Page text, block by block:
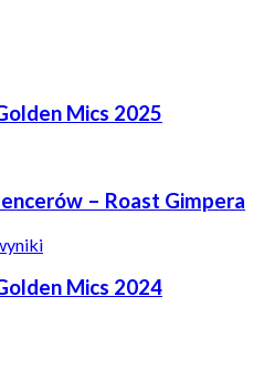
Mics 2025
– Roast Gimpera
Mics 2024